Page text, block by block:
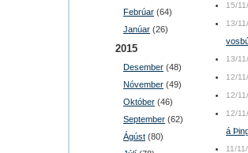
Febrúar (64)
Janúar (26)
2015
Desember (48)
Nóvember (49)
Október (46)
September (62)
Ágúst (80)
15/
13/
13/
12/
12/
12/
á
11/